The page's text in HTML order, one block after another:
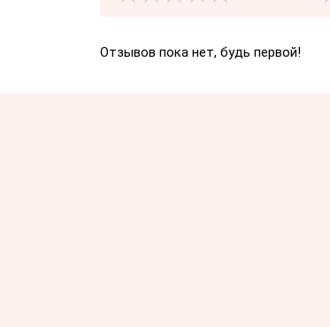
Отзывов пока нет, будь первой!